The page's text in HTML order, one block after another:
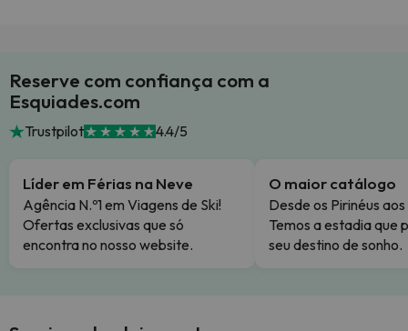
Reserve com confiança com a
Esquiades.com
Trustpilot 4.4/5
Líder em Férias na Neve
Agência N.º1 em Viagens de Ski!
Ofertas exclusivas que só
encontra no nosso website.
O maior catálogo
Desde os Pirinéus
Temos a estadia que
seu destino de sonho.